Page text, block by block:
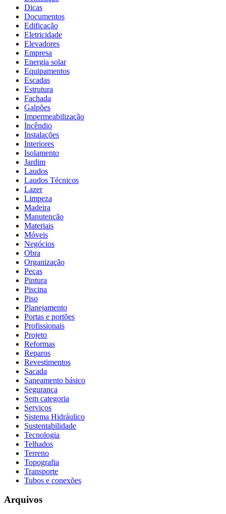
Dicas
Documentos
Edificação
Eletricidade
Elevadores
Empresa
Energia solar
Equipamentos
Escadas
Estrutura
Fachada
Galpões
Impermeabilização
Incêndio
Instalações
Interiores
Isolamento
Jardim
Laudos
Laudos Técnicos
Lazer
Limpeza
Madeira
Manutenção
Materiais
Móveis
Negócios
Obra
Organização
Peças
Pintura
Piscina
Piso
Planejamento
Portas e portões
Profissionais
Projeto
Reformas
Reparos
Revestimentos
Sacada
Saneamento básico
Segurança
Sem categoria
Serviços
Sistema Hidráulico
Sustentabilidade
Tecnologia
Telhados
Terreno
Topografia
Transporte
Tubos e conexões
Arquivos